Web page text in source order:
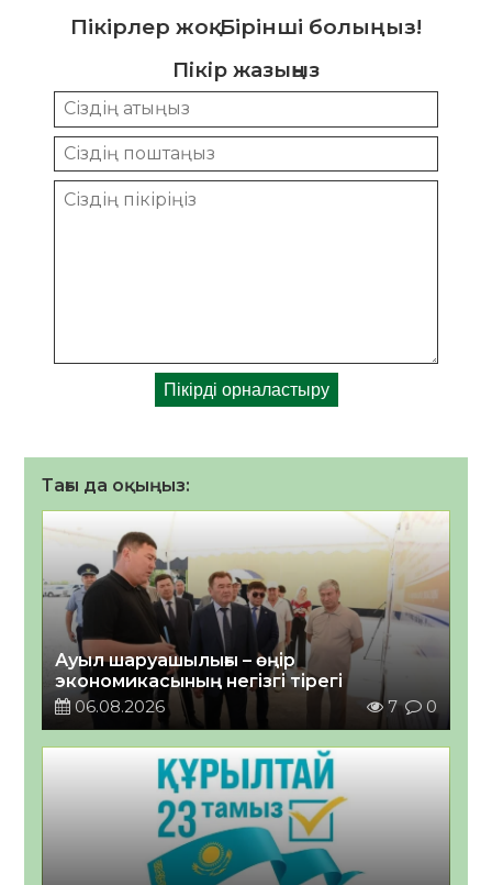
Пікірлер жоқ. Бірінші болыңыз!
Пікір жазыңыз
Тағы да оқыңыз:
Ауыл шаруашылығы – өңір
экономикасының негізгі тірегі
06.08.2026
7 0